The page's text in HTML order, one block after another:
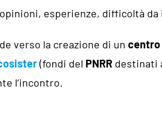
esperienze, difficoltà
verso la creazione di un centro
(fondi del PNRR destinati
l’incontro.